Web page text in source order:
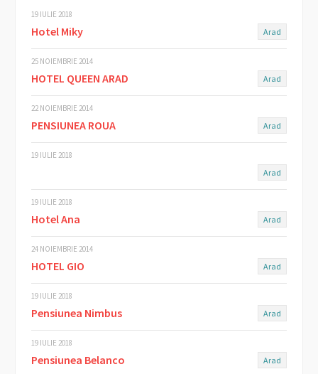
19 IULIE 2018
Hotel Miky Arad
25 NOIEMBRIE 2014
HOTEL QUEEN ARAD Arad
22 NOIEMBRIE 2014
PENSIUNEA ROUA Arad
19 IULIE 2018
Arad
19 IULIE 2018
Hotel Ana Arad
24 NOIEMBRIE 2014
HOTEL GIO Arad
19 IULIE 2018
Pensiunea Nimbus Arad
19 IULIE 2018
Pensiunea Belanco Arad